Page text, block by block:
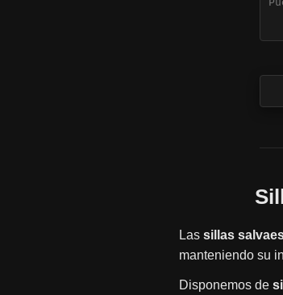
Las sillas
manteniendo su
Disponemos de